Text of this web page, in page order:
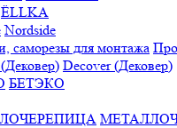
ЁLLKA
Nordside
Decover (Дековер)
БЕТЭКО